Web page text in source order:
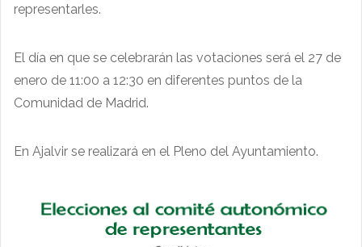
representarles.
El día en que se celebrarán las votaciones será el 27 de
enero de 11:00 a 12:30 en diferentes puntos de la
Comunidad de Madrid.
En Ajalvir se realizará en el Pleno del Ayuntamiento.